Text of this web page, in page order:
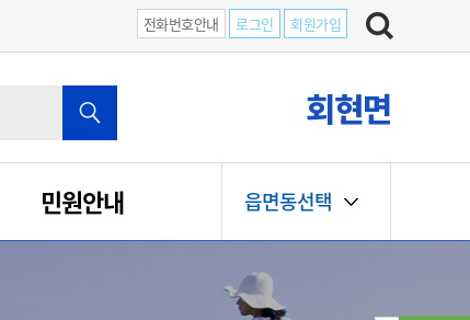
전화번호안내 로그인 회원가입
회현면
민원안내 읍면동선택